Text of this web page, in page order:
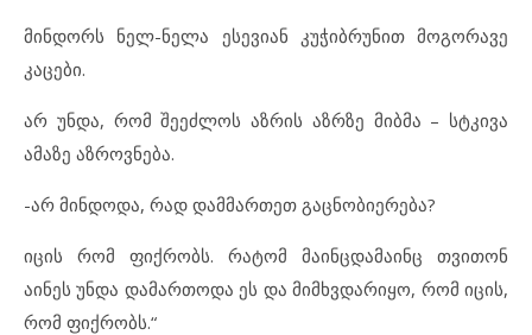
მინდორს ნელ-ნელა ესევიან კუჭიბრუნით მოგორავე
კაცები.
არ უნდა, რომ შეეძლოს აზრის აზრზე მიბმა – სტკივა
ამაზე აზროვნება.
-არ მინდოდა, რად დამმართეთ გაცნობიერება?
იცის რომ ფიქრობს. რატომ მაინცდამაინც თვითონ
აინეს უნდა დამართოდა ეს და მიმხვდარიყო, რომ იცის,
რომ ფიქრობს.“